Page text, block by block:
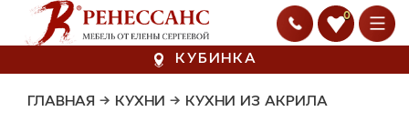
0
КУБИНКА
ГЛАВНАЯ → КУХНИ → КУХНИ ИЗ АКРИЛА